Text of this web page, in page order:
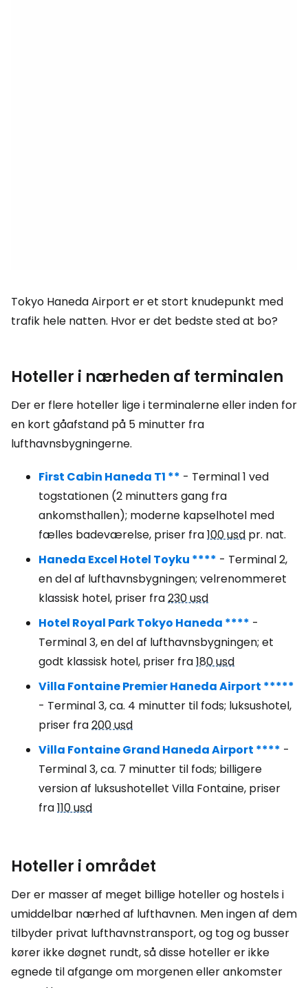
Tokyo Haneda Airport er et stort knudepunkt med
trafik hele natten. Hvor er det bedste sted at bo?
Hoteller i nærheden af terminalen
Der er flere hoteller lige i terminalerne eller inden for
en kort gåafstand på 5 minutter fra
lufthavnsbygningerne.
First Cabin Haneda T1 ** - Terminal 1 ved
togstationen (2 minutters gang fra
ankomsthallen); moderne kapselhotel med
fælles badeværelse, priser fra100 usd pr. nat.
Haneda Excel Hotel Toyku **** - Terminal 2,
en del af lufthavnsbygningen; velrenommeret
klassisk hotel, priser fra230 usd
Hotel Royal Park Tokyo Haneda **** -
Terminal 3, en del af lufthavnsbygningen; et
godt klassisk hotel, priser fra180 usd
Villa Fontaine Premier Haneda Airport *****
- Terminal 3, ca. 4 minutter til fods; luksushotel,
priser fra200 usd
Villa Fontaine Grand Haneda Airport **** -
Terminal 3, ca. 7 minutter til fods; billigere
version af luksushotellet Villa Fontaine, priser
fra110 usd
Hoteller i området
Der er masser af meget billige hoteller og hostels i
umiddelbar nærhed af lufthavnen. Men ingen af dem
tilbyder privat lufthavnstransport, og tog og busser
kører ikke døgnet rundt, så disse hoteller er ikke
egnede til afgange om morgenen eller ankomster